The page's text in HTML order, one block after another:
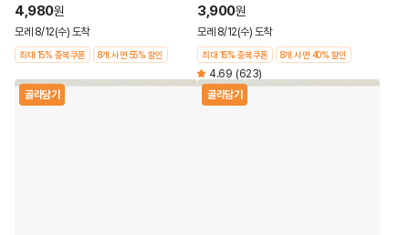
4,980원
모레 8/12(수) 도착
최대 15% 중복쿠폰 8개 사면 55% 할인
3,900원
모레 8/12(수) 도착
최대 15% 중복쿠폰 8개 사면 40% 할인
4.69 (623)
골라담기
골라담기